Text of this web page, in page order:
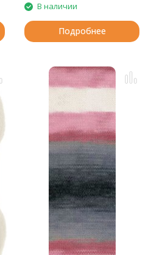
В наличии
Подробнее